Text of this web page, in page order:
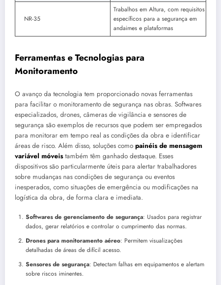
NR-35
Trabalhos em Altura, com requisitos
específicos para a segurança em
andaimes e plataformas
Ferramentas e Tecnologias para
Monitoramento
O avanço da tecnologia tem proporcionado novas ferramentas
para facilitar o monitoramento de segurança nas obras. Softwares
especializados, drones, câmeras de vigilância e sensores de
segurança são exemplos de recursos que podem ser empregados
para monitorar em tempo real as condições da obra e identificar
áreas de risco. Além disso, soluções como painéis de mensagem
variável móveis também têm ganhado destaque. Esses
dispositivos são particularmente úteis para alertar trabalhadores
sobre mudanças nas condições de segurança ou eventos
inesperados, como situações de emergência ou modificações na
logística da obra, de forma clara e imediata.
Softwares de gerenciamento de segurança: Usados para registrar
dados, gerar relatórios e controlar o cumprimento das normas.
Drones para monitoramento aéreo: Permitem visualizações
detalhadas de áreas de difícil acesso.
Sensores de segurança: Detectam falhas em equipamentos e alertam
sobre riscos iminentes.